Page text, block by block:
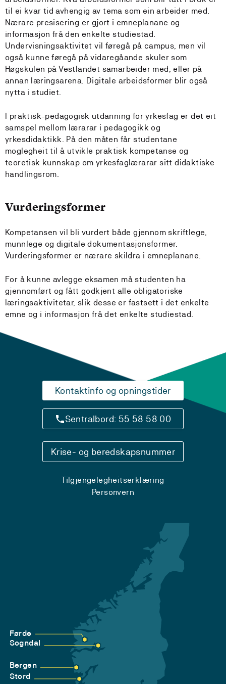
til ei kvar tid avhengig av tema som ein arbeider med.
Nærare presisering er gjort i emneplanane og
informasjon frå den enkelte studiestad.
Undervisningsaktivitet vil føregå på campus, men vil
også kunne føregå på vidaregåande skuler som
Høgskulen på Vestlandet samarbeider med, eller på
annan læringsarena. Digitale arbeidsformer blir også
nytta i studiet.
I praktisk-pedagogisk utdanning for yrkesfag er det eit
samspel mellom lærarar i pedagogikk og
yrkesdidaktikk. På den måten får studentane
moglegheit til å utvikle praktisk kompetanse og
teoretisk kunnskap om yrkesfaglærarar sitt didaktiske
handlingsrom.
Vurderingsformer
Kompetansen vil bli vurdert både gjennom skriftlege,
munnlege og digitale dokumentasjonsformer.
Vurderingsformer er nærare skildra i emneplanane.
For å kunne avlegge eksamen må studenten ha
gjennomført og fått godkjent alle obligatoriske
læringsaktivitetar, slik desse er fastsett i det enkelte
emne og i informasjon frå det enkelte studiestad.
Kontaktinfo og opningstider
Sentralbord: 55 58 58 00
Krise- og beredskapsnummer
Tilgjengelegheitserklæring
Personvern
Førde
Sogndal
Bergen
Stord